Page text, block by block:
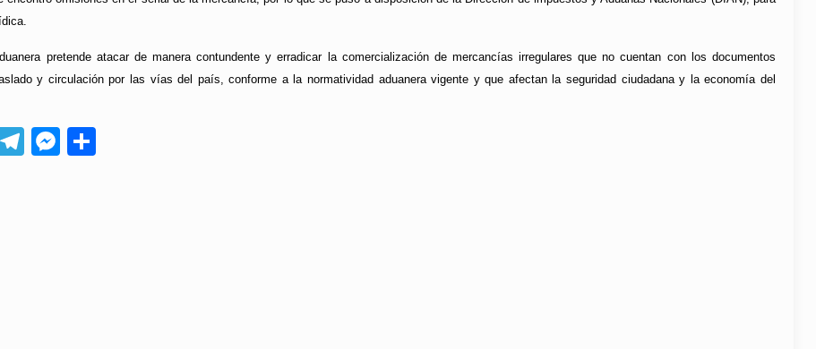
pretende atacar de manera contundente y erradicar la comercialización de mercancías irregulares que no cuentan con los documentos
y circulación por las vías del país, conforme a la normatividad aduanera vigente y que afectan la seguridad ciudadana y la economía del
X Telegram
Messenger